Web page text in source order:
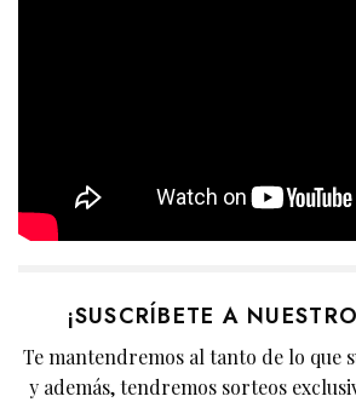
¡SUSCRÍBETE A
Te mantendremos al tanto de lo que
y además, tendremos sorteos